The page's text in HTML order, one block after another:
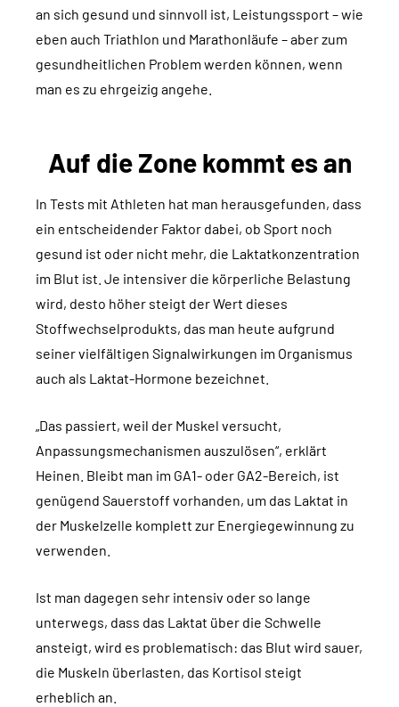
an sich gesund und sinnvoll ist, Leistungssport – wie
eben auch Triathlon und Marathonläufe – aber zum
gesundheitlichen Problem werden können, wenn
man es zu ehrgeizig angehe.
Auf die Zone kommt es an
In Tests mit Athleten hat man herausgefunden, dass
ein entscheidender Faktor dabei, ob Sport noch
gesund ist oder nicht mehr, die Laktatkonzentration
im Blut ist. Je intensiver die körperliche Belastung
wird, desto höher steigt der Wert dieses
Stoffwechselprodukts, das man heute aufgrund
seiner vielfältigen Signalwirkungen im Organismus
auch als Laktat-Hormone bezeichnet.
„Das passiert, weil der Muskel versucht,
Anpassungsmechanismen auszulösen“, erklärt
Heinen. Bleibt man im GA1- oder GA2-Bereich, ist
genügend Sauerstoff vorhanden, um das Laktat in
der Muskelzelle komplett zur Energiegewinnung zu
verwenden.
Ist man dagegen sehr intensiv oder so lange
unterwegs, dass das Laktat über die Schwelle
ansteigt, wird es problematisch: das Blut wird sauer,
die Muskeln überlasten, das Kortisol steigt
erheblich an.